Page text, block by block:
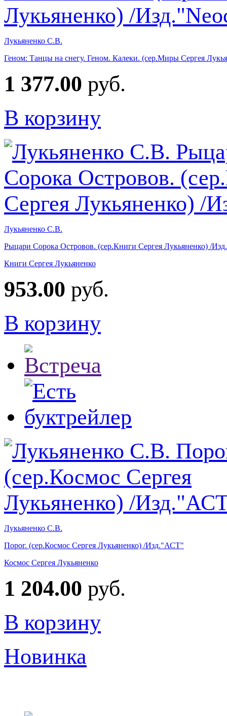
Лукьяненко С.В.
Геном: Танцы на снегу. Геном. Калеки. (сер.Миры Сергея
1 377.00 руб.
В корзину
Лукьяненко С.В.
Рыцари Сорока Островов. (сер.Книги Сергея Лукьяненко) /
Книги Сергея Лукьяненко
953.00 руб.
В корзину
Лукьяненко С.В.
Порог. (сер.Космос Сергея Лукьяненко) /Изд."АСТ"
Космос Сергея Лукьяненко
1 204.00 руб.
В корзину
Новинка